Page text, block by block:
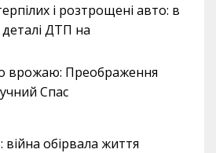
і розтрощені авто: в
деталі ДТП на
врожаю: Преображення
Спас
обірвала життя